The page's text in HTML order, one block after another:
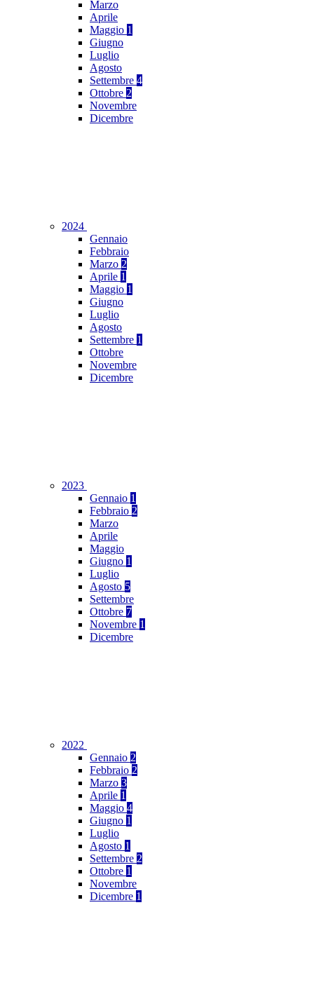
Marzo
Aprile
Maggio 1
Giugno
Luglio
Agosto
Settembre 4
Ottobre 2
Novembre
Dicembre
2024
Gennaio
Febbraio
Marzo 2
Aprile 1
Maggio 1
Giugno
Luglio
Agosto
Settembre 1
Ottobre
Novembre
Dicembre
2023
Gennaio 1
Febbraio 2
Marzo
Aprile
Maggio
Giugno 1
Luglio
Agosto 5
Settembre
Ottobre 7
Novembre 1
Dicembre
2022
Gennaio 2
Febbraio 2
Marzo 3
Aprile 1
Maggio 4
Giugno 1
Luglio
Agosto 1
Settembre 2
Ottobre 1
Novembre
Dicembre 1